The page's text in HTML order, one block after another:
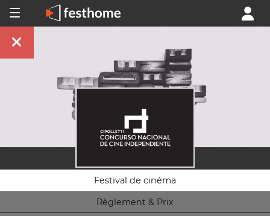
Festival de cinéma
Règlement & Prix